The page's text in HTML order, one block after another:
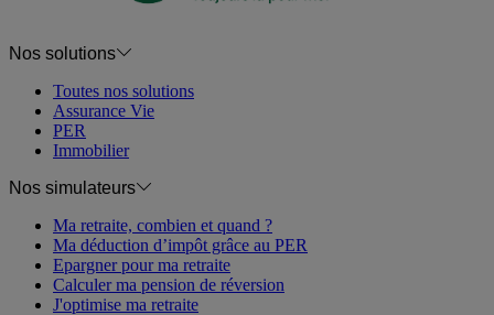
Nos solutions
Toutes nos solutions
Assurance Vie
PER
Immobilier
Nos simulateurs
Ma retraite, combien et quand ?
Ma déduction d’impôt grâce au PER
Epargner pour ma retraite
Calculer ma pension de réversion
J'optimise ma retraite